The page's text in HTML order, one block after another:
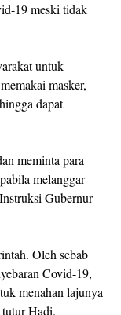
19 meski tidak
untuk
masker,
dapat
meminta para
melanggar
Gubernur
Oleh sebab
Covid-19,
menahan lajunya
Hadi.